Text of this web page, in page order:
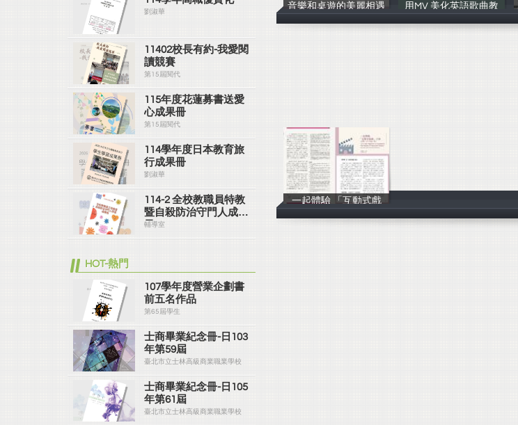
音樂和桌遊的美麗相遇
黃斌峰
用MV 美化英語歌曲教
黃斌峰
一起體驗 「互動式戲
黃斌峰
劉淑華
11402校長有約-我愛閱
讀競賽
第15屆閱代
115年度花蓮募書送愛
心成果冊
第15屆閱代
114學年度日本教育旅
行成果冊
劉淑華
114-2 全校教職員特教
暨自殺防治守門人成果
冊
輔導室
HOT-熱門
107學年度營業企劃書
前五名作品
第65屆學生
士商畢業紀念冊-日103
年第59屆
臺北市立士林高級商業職業學校
士商畢業紀念冊-日105
年第61屆
臺北市立士林高級商業職業學校